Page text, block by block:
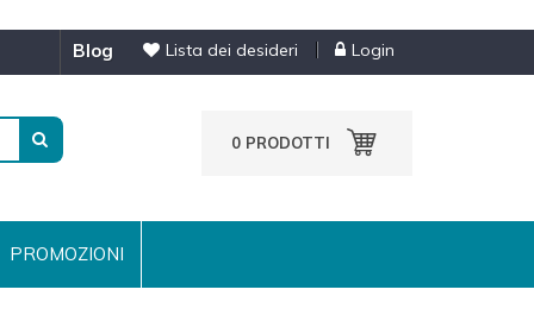
Lista dei desideri Login
blog
0 PRODOTTI
PROMOZIONI